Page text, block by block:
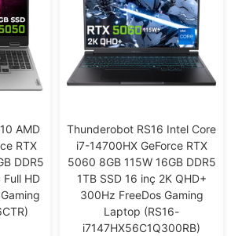
AMD
RTX
DDR5
Full HD
Thunderobot RS16 Intel Core
i7-14700HX GeForce RTX
5060 8GB 115W 16GB DDR5
1TB SSD 16 inç 2K QHD+
300Hz FreeDos Gaming
Laptop (RS16-
i7147HX56C1Q300RB)